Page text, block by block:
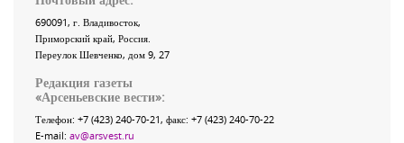
690091, г. Владивосток,
Приморский край, Россия
Переулок Шевченко, дом 9, 27
Редакция газеты
«Арсеньевские вести»:
Телефон: +7 (423) 240-70-21, факс: +7 (423) 240-70-22
E-mail: av@arsvest.ru